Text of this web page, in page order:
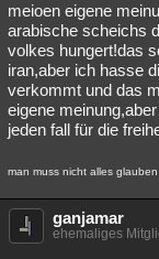
meioen eigene
arabische scheichs
volkes hungert!das
iran,aber ich hasse
verkommt und das
eigene
jeden fall für die
man muss nicht alles
ganjamar
ehemaliges